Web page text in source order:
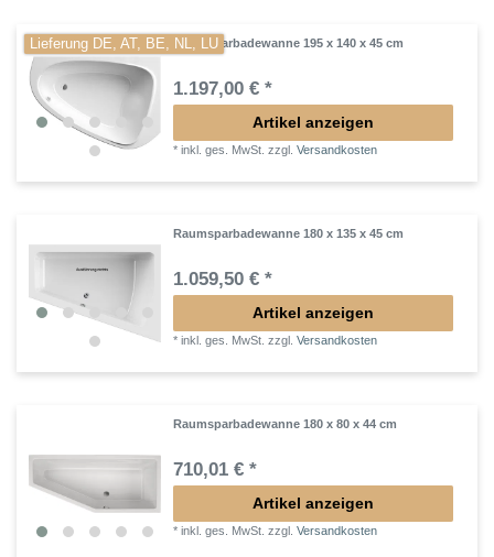
Lieferung DE, AT, BE, NL, LURaumsparbadewanne 195 x 140 x 45 cm
1.197,00 € *
Artikel anzeigen
*inkl. ges. MwSt. zzgl.Versandkosten
Raumsparbadewanne 180 x 135 x 45 cm
1.059,50 € *
Artikel anzeigen
*inkl. ges. MwSt. zzgl.Versandkosten
Raumsparbadewanne 180 x 80 x 44 cm
710,01 € *
Artikel anzeigen
*inkl. ges. MwSt. zzgl.Versandkosten